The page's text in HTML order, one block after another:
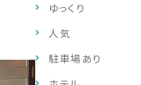
ゆっくり
人気
駐車場あり